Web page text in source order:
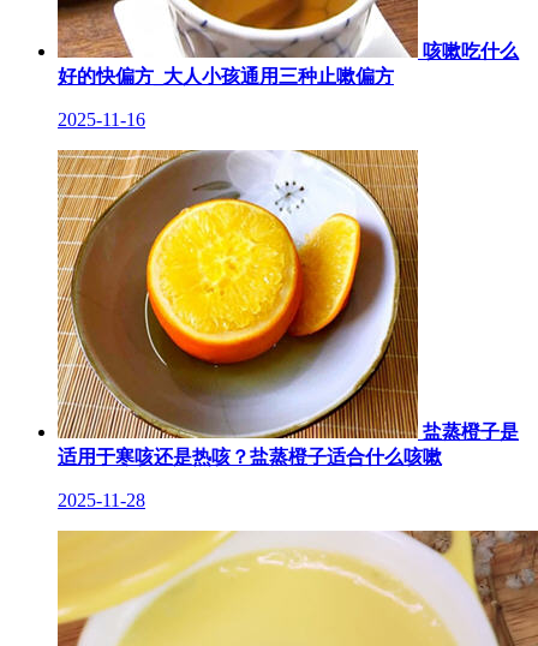
咳嗽吃什么
好的快偏方_大人小孩通用三种止嗽偏方
2025-11-16
盐蒸橙子是
适用于寒咳还是热咳？盐蒸橙子适合什么咳嗽
2025-11-28